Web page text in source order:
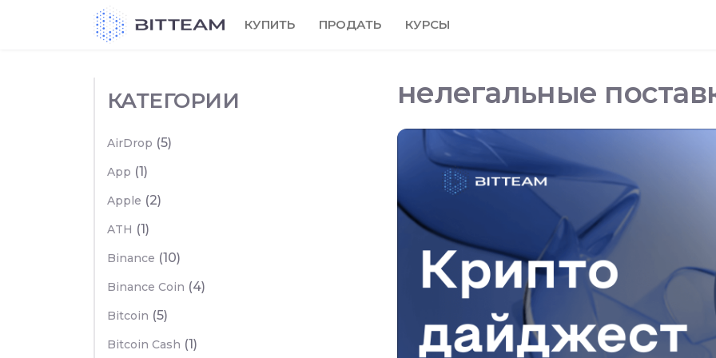
КУПИТЬ ПРОДАТЬ КУРСЫ
нелегальные
КАТЕГОРИИ
AirDrop (5)
App (1)
Apple (2)
ATH (1)
Binance (10)
Binance Coin (4)
Bitcoin (5)
Bitcoin Cash (1)